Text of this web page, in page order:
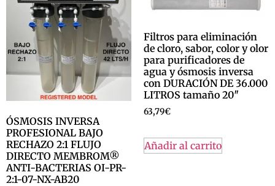
ÓSMOSIS INVERSA
PROFESIONAL BAJO
RECHAZO 2:1 FLUJO
DIRECTO MEMBROM®
ANTI-BACTERIAS OI-PR-
2:1-07-NX-AB20
Filtros para eliminación
de cloro, sabor, color y olor
para purificadores de
agua y ósmosis inversa
con DURACIÓN DE 36.000
LITROS tamaño 20″
63,79€
Añadir al carrito